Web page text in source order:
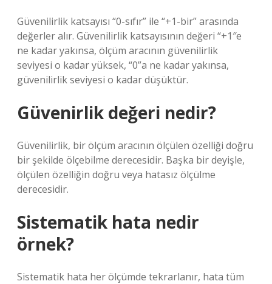
Güvenilirlik katsayısı “0-sıfır” ile “+1-bir” arasında
değerler alır. Güvenilirlik katsayısının değeri “+1″e
ne kadar yakınsa, ölçüm aracının güvenilirlik
seviyesi o kadar yüksek, “0”a ne kadar yakınsa,
güvenilirlik seviyesi o kadar düşüktür.
Güvenirlik değeri nedir?
Güvenilirlik, bir ölçüm aracının ölçülen özelliği doğru
bir şekilde ölçebilme derecesidir. Başka bir deyişle,
ölçülen özelliğin doğru veya hatasız ölçülme
derecesidir.
Sistematik hata nedir
örnek?
Sistematik hata her ölçümde tekrarlanır, hata tüm